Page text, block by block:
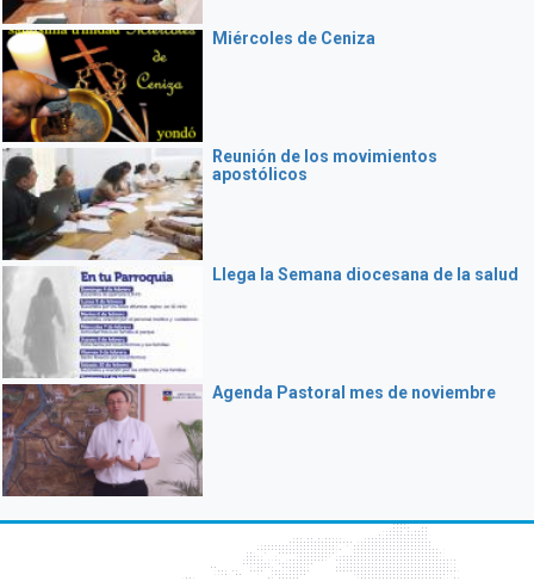
Miércoles de Ceniza
Reunión de los movimientos
apostólicos
Llega la Semana diocesana de la salud
Agenda Pastoral mes de noviembre